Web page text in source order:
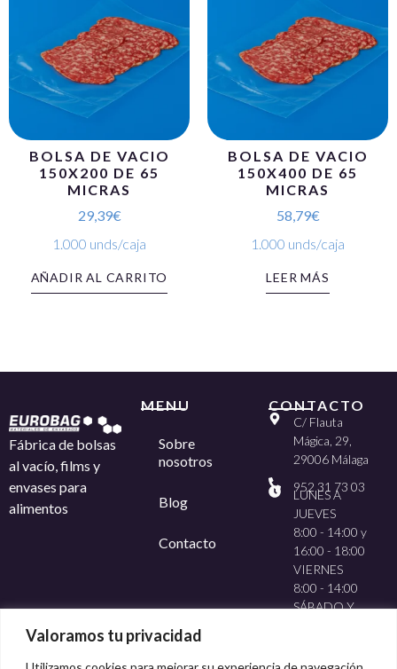
Valoramos tu privacidad
BOLSA DE VACIO
150X200 DE 65
MICRAS
29,39€
1.000 unds/caja
AÑADIR AL CARRITO
BOLSA DE VACIO
150X400 DE 65
MICRAS
58,79€
1.000 unds/caja
LEER MÁS
Fábrica de bolsas
al vacío, films y
envases para
alimentos
MENU
Sobre
nosotros
Blog
Contacto
CONTACTO
C/ Flauta
Mágica, 29,
29006 Málaga
952 31 73 03
LUNES A
JUEVES
8:00 - 14:00 y
16:00 - 18:00
VIERNES
8:00 - 14:00
SÁBADO Y